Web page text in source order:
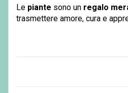
Le piante sono un regalo
trasmettere amore, cura e